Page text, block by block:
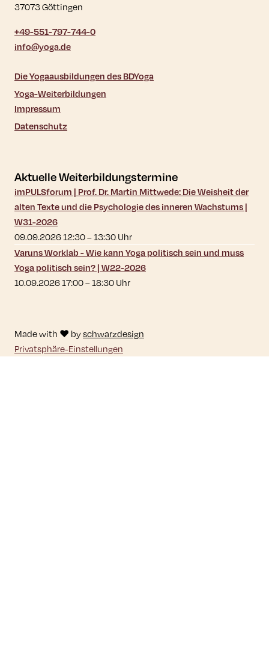
37073 Göttingen
+49-551-797-744-0
info@yoga.de
Die Yogaausbildungen des BDYoga
Yoga-Weiterbildungen
Impressum
Datenschutz
Aktuelle Weiterbildungstermine
imPULSforum | Prof. Dr. Martin Mittwede: Die Weisheit der
alten Texte und die Psychologie des inneren Wachstums |
W31-2026
09.09.2026 12:30–13:30Uhr
Varuns Worklab - Wie kann Yoga politisch sein und muss
Yoga politisch sein? | W22-2026
10.09.2026 17:00–18:30Uhr
Made with ♥ byschwarzdesign
Privatsphäre-Einstellungen